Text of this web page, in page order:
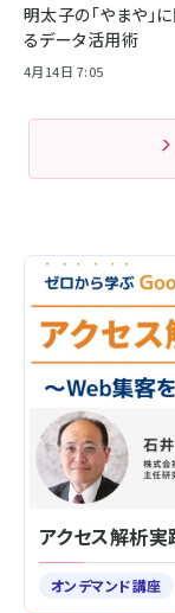
明太子の「やまや」
るデータ活用術
4月14日 7:05
アクセス解析
オンデマンド講座